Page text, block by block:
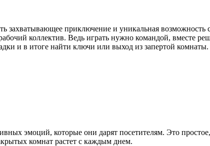
захватывающее приключение и уникальная
коллектив. Ведь играть нужно командой, вместе
и в итоге найти ключи или выход из запертой комнаты.
эмоций, которые они дарят посетителям. Это
комнат растет с каждым днем.